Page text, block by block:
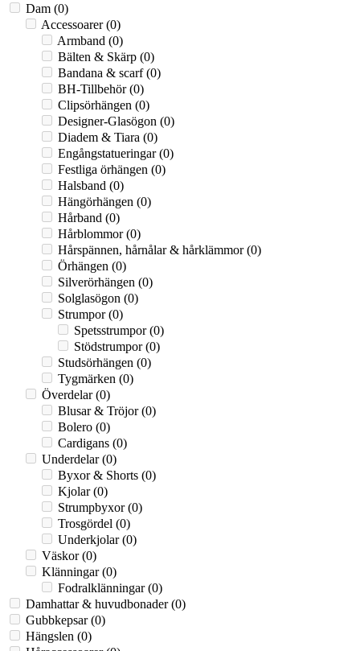
Dam (0)
Accessoarer (0)
Armband (0)
Bälten & Skärp (0)
Bandana & scarf (0)
BH-Tillbehör (0)
Clipsörhängen (0)
Designer-Glasögon (0)
Diadem & Tiara (0)
Engångstatueringar (0)
Festliga örhängen (0)
Halsband (0)
Hängörhängen (0)
Hårband (0)
Hårblommor (0)
Hårspännen, hårnålar & hårklämmor (0)
Örhängen (0)
Silverörhängen (0)
Solglasögon (0)
Strumpor (0)
Spetsstrumpor (0)
Stödstrumpor (0)
Studsörhängen (0)
Tygmärken (0)
Överdelar (0)
Blusar & Tröjor (0)
Bolero (0)
Cardigans (0)
Underdelar (0)
Byxor & Shorts (0)
Kjolar (0)
Strumpbyxor (0)
Trosgördel (0)
Underkjolar (0)
Väskor (0)
Klänningar (0)
Fodralklänningar (0)
Damhattar & huvudbonader (0)
Gubbkepsar (0)
Hängslen (0)